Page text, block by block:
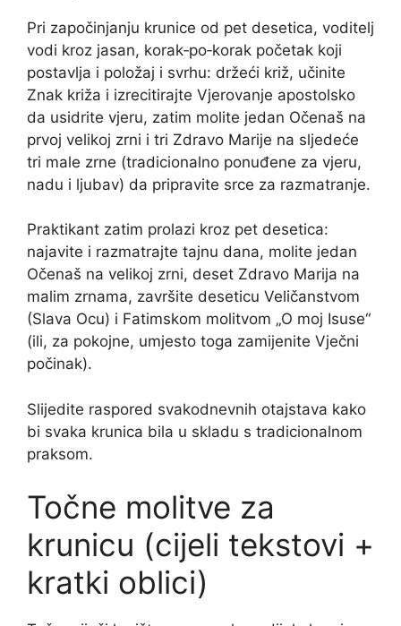
Pri započinjanju krunice od pet desetica, voditelj
vodi kroz jasan, korak‑po‑korak početak koji
postavlja i položaj i svrhu: držeći križ, učinite
Znak križa i izrecitirajte Vjerovanje apostolsko
da usidrite vjeru, zatim molite jedan Očenaš na
prvoj velikoj zrni i tri Zdravo Marije na sljedeće
tri male zrne (tradicionalno ponuđene za vjeru,
nadu i ljubav) da pripravite srce za razmatranje.
Praktikant zatim prolazi kroz pet desetica:
najavite i razmatrajte tajnu dana, molite jedan
Očenaš na velikoj zrni, deset Zdravo Marija na
malim zrnama, završite deseticu Veličanstvom
(Slava Ocu) i Fatimskom molitvom „O moj Isuse“
(ili, za pokojne, umjesto toga zamijenite Vječni
počinak).
Slijedite raspored svakodnevnih otajstava kako
bi svaka krunica bila u skladu s tradicionalnom
praksom.
Točne molitve za
krunicu (cijeli tekstovi +
kratki oblici)